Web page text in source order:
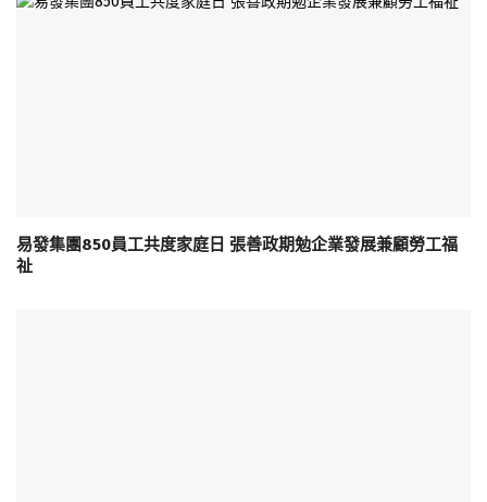
易發集團850員工共度家庭日 張善政期勉企業發展兼顧勞工福
祉